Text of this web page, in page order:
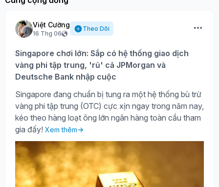
Việt Cường
16 Thg 06
Theo Dõi
Singapore chơi lớn: Sắp có hệ thống giao dịch
vàng phi tập trung, 'rủ' cả JPMorgan và
Deutsche Bank nhập cuộc
Singapore đang chuẩn bị tung ra một hệ thống bù trừ
vàng phi tập trung (OTC) cực xịn ngay trong năm nay,
kéo theo hàng loạt ông lớn ngân hàng toàn cầu tham
gia đấy! Xem thêm